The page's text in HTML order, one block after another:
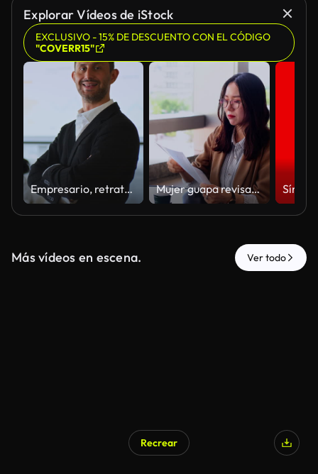
Explorar Vídeos de iStock
EXCLUSIVO - 15% DE DESCUENTO CON EL CÓDIGO
"COVERR15"
Empresario, retrato y brazos cruzados de persona en restaurante para su carrera, liderazgo y gestión. Profesional, sonriente y hombre con confianza Mujer guapa revisando documentos en una cafetería
Más vídeos en escena. Ver todo
Recrear